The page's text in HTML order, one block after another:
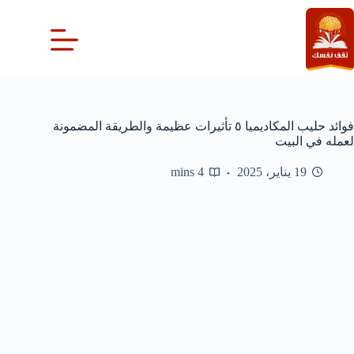
التجاوز
إلى
المحتوى
فوائد حليب المكاديميا ٥ تأثيرات عظيمة والطريقة المضمونة
لعمله في البيت
19 يناير، 2025 4 mins